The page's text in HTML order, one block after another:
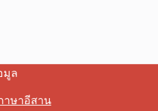
มูล
าษาอีสาน